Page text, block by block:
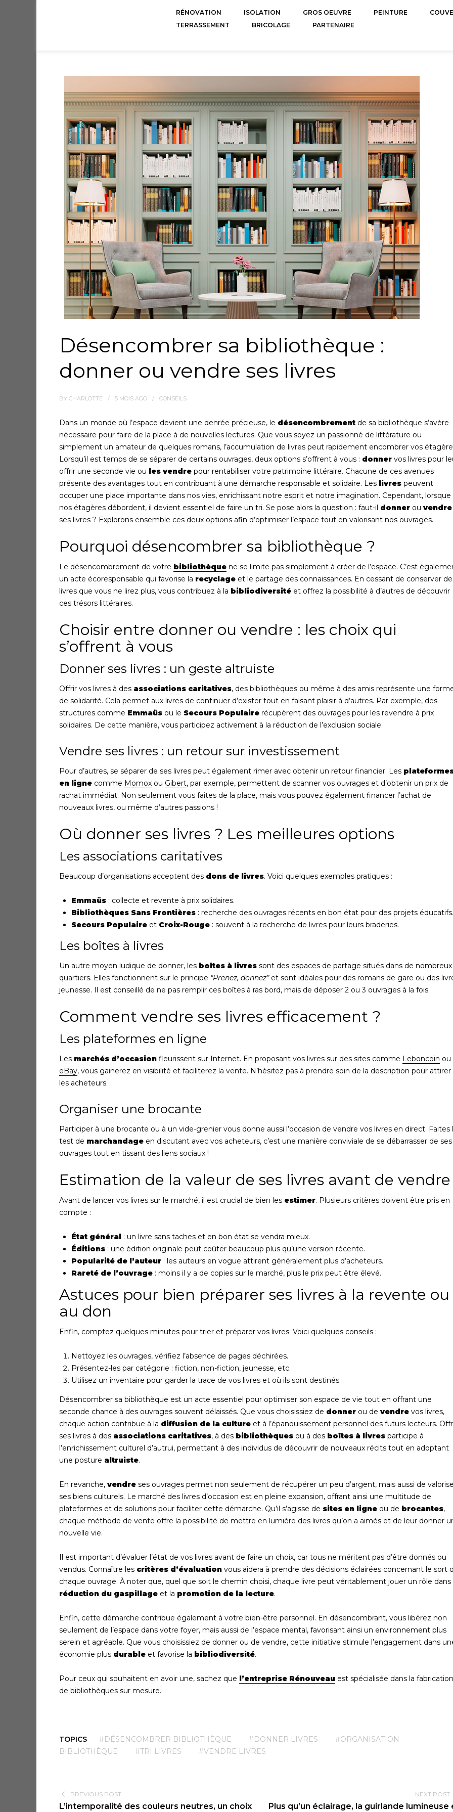
RÉNOVATION ISOLATION GROS OEUVRE PEINTURE
TERRASSEMENT
BRICOLAGE PARTENAIRE
Désencombrer sa bibliothèque :
donner ou vendre ses livres
BY CHARLOTTE 5 MOIS AGO CONSEILS
Dans un monde où l’espace devient une denrée précieuse, le désencombrement de sa bibliothèque s’avère
nécessaire pour faire de la place à de nouvelles lectures. Que vous soyez un passionné de littérature ou
simplement un amateur de quelques romans, l’accumulation de livres peut rapidement encombrer vos
Lorsqu’il est temps de se séparer de certains ouvrages, deux options s’offrent à vous : donner vos livres pour
offrir une seconde vie ou les vendre pour rentabiliser votre patrimoine littéraire. Chacune de ces avenues
présente des avantages tout en contribuant à une démarche responsable et solidaire. Les livres peuvent
occuper une place importante dans nos vies, enrichissant notre esprit et notre imagination. Cependant, lorsque
nos étagères débordent, il devient essentiel de faire un tri. Se pose alors la question : faut-il donner ou vendre
ses livres ? Explorons ensemble ces deux options afin d’optimiser l’espace tout en valorisant nos ouvrages.
Pourquoi désencombrer sa bibliothèque ?
Le désencombrement de votre bibliothèque ne se limite pas simplement à créer de l’espace. C’est
un acte écoresponsable qui favorise la recyclage et le partage des connaissances. En cessant de conserver
livres que vous ne lirez plus, vous contribuez à la bibliodiversité et offrez la possibilité à d’autres de découvrir
ces trésors littéraires.
Choisir entre donner ou vendre : les choix qui
s’offrent à vous
Donner ses livres : un geste altruiste
Offrir vos livres à des associations caritatives, des bibliothèques ou même à des amis représente une
de solidarité. Cela permet aux livres de continuer d’exister tout en faisant plaisir à d’autres. Par exemple, des
structures comme Emmaüs ou le Secours Populaire récupèrent des ouvrages pour les revendre à prix
solidaires. De cette manière, vous participez activement à la réduction de l’exclusion sociale.
Vendre ses livres : un retour sur investissement
Pour d’autres, se séparer de ses livres peut également rimer avec obtenir un retour financier. Les
en ligne comme Momox ou Gibert, par exemple, permettent de scanner vos ouvrages et d’obtenir un prix de
rachat immédiat. Non seulement vous faites de la place, mais vous pouvez également financer l’achat de
nouveaux livres, ou même d’autres passions !
Où donner ses livres ? Les meilleures options
Les associations caritatives
Beaucoup d’organisations acceptent des dons de livres. Voici quelques exemples pratiques :
Emmaüs : collecte et revente à prix solidaires.
Bibliothèques Sans Frontières : recherche des ouvrages récents en bon état pour des projets éducatifs.
Secours Populaire et Croix-Rouge : souvent à la recherche de livres pour leurs braderies.
Les boîtes à livres
Un autre moyen ludique de donner, les boîtes à livres sont des espaces de partage situés dans de nombreux
quartiers. Elles fonctionnent sur le principe “Prenez, donnez”et sont idéales pour des romans de gare ou des
jeunesse. Il est conseillé de ne pas remplir ces boîtes à ras bord, mais de déposer 2 ou 3 ouvrages à la fois.
Comment vendre ses livres efficacement ?
Les plateformes en ligne
Les marchés d’occasion fleurissent sur Internet. En proposant vos livres sur des sites comme Leboncoin ou
eBay, vous gainerez en visibilité et faciliterez la vente. N’hésitez pas à prendre soin de la description pour attirer
les acheteurs.
Organiser une brocante
Participer à une brocante ou à un vide-grenier vous donne aussi l’occasion de vendre vos livres en direct. Faites
test de marchandage en discutant avec vos acheteurs, c’est une manière conviviale de se débarrasser de ses
ouvrages tout en tissant des liens sociaux !
Estimation de la valeur de ses livres avant de vendre
Avant de lancer vos livres sur le marché, il est crucial de bien les estimer. Plusieurs critères doivent être pris en
compte :
État général : un livre sans taches et en bon état se vendra mieux.
Éditions : une édition originale peut coûter beaucoup plus qu’une version récente.
Popularité de l’auteur : les auteurs en vogue attirent généralement plus d’acheteurs.
Rareté de l’ouvrage : moins il y a de copies sur le marché, plus le prix peut être élevé.
Astuces pour bien préparer ses livres à la revente ou
au don
Enfin, comptez quelques minutes pour trier et préparer vos livres. Voici quelques conseils :
Nettoyez les ouvrages, vérifiez l’absence de pages déchirées.
Présentez-les par catégorie : fiction, non-fiction, jeunesse, etc.
Utilisez un inventaire pour garder la trace de vos livres et où ils sont destinés.
Désencombrer sa bibliothèque est un acte essentiel pour optimiser son espace de vie tout en offrant une
seconde chance à des ouvrages souvent délaissés. Que vous choisissiez de donner ou de vendre vos livres,
chaque action contribue à la diffusion de la culture et à l’épanouissement personnel des futurs lecteurs.
ses livres à des associations caritatives, à des bibliothèques ou à des boîtes à livres participe à
l’enrichissement culturel d’autrui, permettant à des individus de découvrir de nouveaux récits tout en adoptant
une posture altruiste.
En revanche, vendre ses ouvrages permet non seulement de récupérer un peu d’argent, mais aussi de
ses biens culturels. Le marché des livres d’occasion est en pleine expansion, offrant ainsi une multitude de
plateformes et de solutions pour faciliter cette démarche. Qu’il s’agisse de sites en ligne ou de brocantes,
chaque méthode de vente offre la possibilité de mettre en lumière des livres qu’on a aimés et de leur donner
nouvelle vie.
Il est important d’évaluer l’état de vos livres avant de faire un choix, car tous ne méritent pas d’être donnés ou
vendus. Connaître les critères d’évaluation vous aidera à prendre des décisions éclairées concernant le sort
chaque ouvrage. À noter que, quel que soit le chemin choisi, chaque livre peut véritablement jouer un rôle dans
réduction du gaspillage et la promotion de la lecture.
Enfin, cette démarche contribue également à votre bien-être personnel. En désencombrant, vous libérez non
seulement de l’espace dans votre foyer, mais aussi de l’espace mental, favorisant ainsi un environnement plus
serein et agréable. Que vous choisissiez de donner ou de vendre, cette initiative stimule l’engagement dans
économie plus durable et favorise la bibliodiversité.
Pour ceux qui souhaitent en avoir une, sachez que l’entreprise Rénouveau est spécialisée dans la fabrication
de bibliothèques sur mesure.
TOPICS #DÉSENCOMBRER BIBLIOTHÈQUE #DONNER LIVRES
#ORGANISATION
BIBLIOTHÈQUE
#TRI LIVRES #VENDRE LIVRES
PREVIOUS POST
L’intemporalité des couleurs neutres, un choix
NEXT POST
Plus qu’un éclairage, la guirlande lumineuse